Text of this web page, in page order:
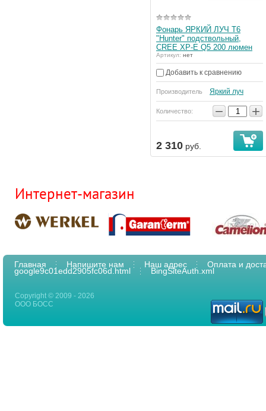
Фонарь ЯРКИЙ ЛУЧ T6
"Hunter" подствольный,
CREE XP-E Q5 200 люмен
Артикул: нет
Добавить к сравнению
Производитель Яркий луч
Количество: − +
2 310 руб.
Интернет-магазин
Главная Напишите нам Наш адрес Оплата и
google9c01edd2905fc06d.html BingSiteAuth.xml
Copyright © 2009 - 2026
ООО БОСС